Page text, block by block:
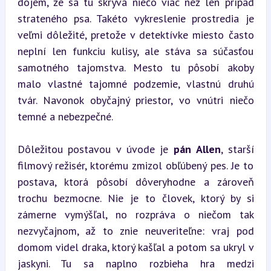
strateného psa. Takéto vykreslenie prostredia je
veľmi dôležité, pretože v detektívke miesto často
neplní len funkciu kulisy, ale stáva sa súčasťou
samotného tajomstva. Mesto tu pôsobí akoby
malo vlastné tajomné podzemie, vlastnú druhú
tvár. Navonok obyčajný priestor, vo vnútri niečo
temné a nebezpečné.
Dôležitou postavou v úvode je pán Allen, starší
filmový režisér, ktorému zmizol obľúbený pes. Je to
postava, ktorá pôsobí dôveryhodne a zároveň
trochu bezmocne. Nie je to človek, ktorý by si
zámerne vymýšľal, no rozpráva o niečom tak
nezvyčajnom, až to znie neuveriteľne: vraj pod
domom videl draka, ktorý kašľal a potom sa ukryl v
jaskyni. Tu sa naplno rozbieha hra medzi